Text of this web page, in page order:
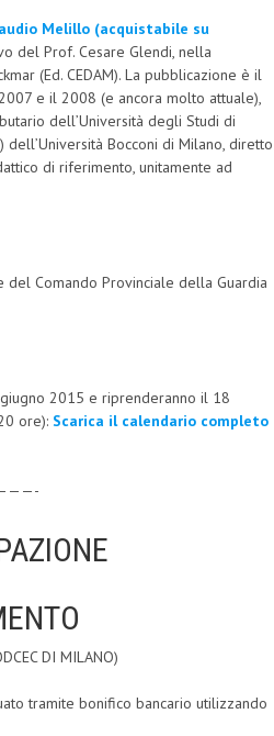
Melillo (acquistabile su
del Prof. Cesare Glendi, nella
(Ed. CEDAM). La pubblicazione è il
e il 2008 (e ancora molto attuale),
dell’Università degli Studi di
dell’Università Bocconi di Milano, diretto
di riferimento, unitamente ad
del Comando Provinciale della Guardia
2015 e riprenderanno il 18
ore): Scarica il calendario completo
DI MILANO)
tramite bonifico bancario utilizzando